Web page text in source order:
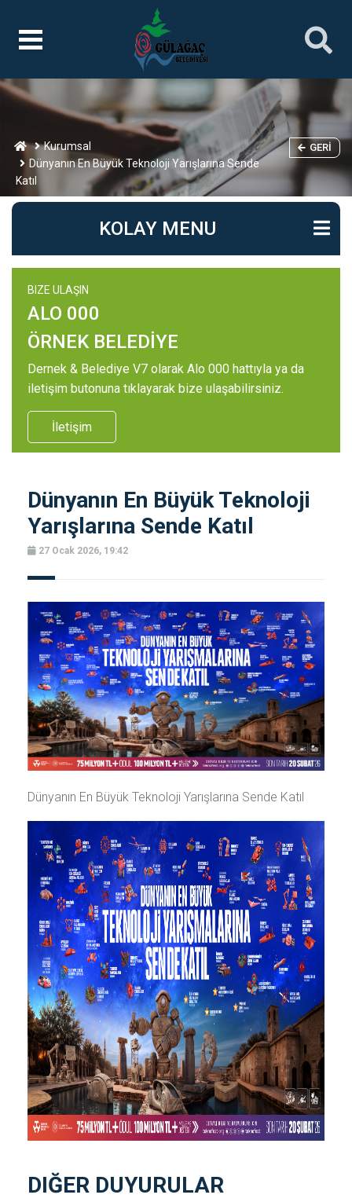
Kurumsal
Dünyanın En Büyük Teknoloji Yarışlarına Sende
Katıl
GERI
KOLAY MENU
BIZE ULAŞIN
ALO 000
ÖRNEK BELEDİYE
Dernek & Belediye V7 olarak Alo 000 hattıyla ya da
iletişim butonuna tıklayarak bize ulaşabilirsiniz.
İletişim
Dünyanın En Büyük Teknoloji
Yarışlarına Sende Katıl
27 Ocak 2026, 19:42
Dünyanın En Büyük Teknoloji Yarışlarına Sende Katıl
DIĞER DUYURULAR